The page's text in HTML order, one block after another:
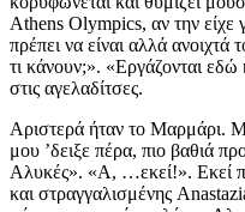
Athens Olympics, αν την
πρέπει να είναι αλλά
τι κάνουν;». «Εργάζονται
στις αγελαδίτσες.
Αριστερά ήταν το Μαρμάρι.
μου ’δειξε πέρα, πιο βαθιά
Αλυκές». «Α, …εκεί!». Εκεί
και στραγγαλισμένης